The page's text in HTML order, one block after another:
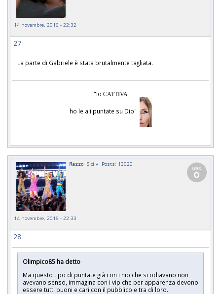
14 novembre, 2016 - 22:32
27
La parte di Gabriele è stata brutalmente tagliata.
"Io CATTIVA
ho le ali puntate su Dio"
Razzo Sicily Posts: 13020
14 novembre, 2016 - 22:33
28
Olimpico85 ha detto
Ma questo tipo di puntate già con i nip che si odiavano non
avevano senso, immagina con i vip che per apparenza devono
essere tutti buoni e cari con il pubblico e tra di loro.